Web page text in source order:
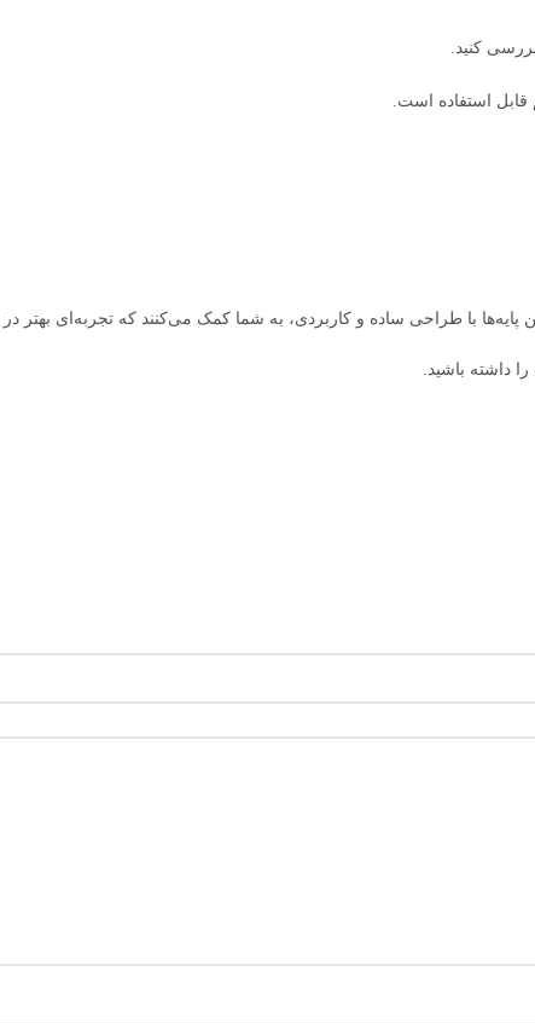
کنید.
استفاده است.
پایه‌ها با طراحی ساده و کاربردی، به شما کمک می‌کنند که تجربه‌ای بهتر در
داشته باشید.